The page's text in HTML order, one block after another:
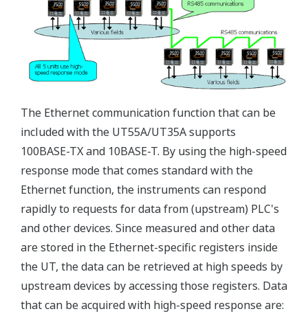
The Ethernet communication function that can be
included with the UT55A/UT35A supports
100BASE-TX and 10BASE-T. By using the high-speed
response mode that comes standard with the
Ethernet function, the instruments can respond
rapidly to requests for data from (upstream) PLC's
and other devices. Since measured and other data
are stored in the Ethernet-specific registers inside
the UT, the data can be retrieved at high speeds by
upstream devices by accessing those registers. Data
that can be acquired with high-speed response are: